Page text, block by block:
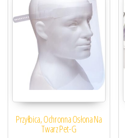
Przyłbica, Ochronna Osłona Na
Twarz Pet-G